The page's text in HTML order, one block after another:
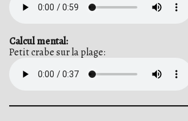
Calcul mental:
Petit crabe sur la plage: